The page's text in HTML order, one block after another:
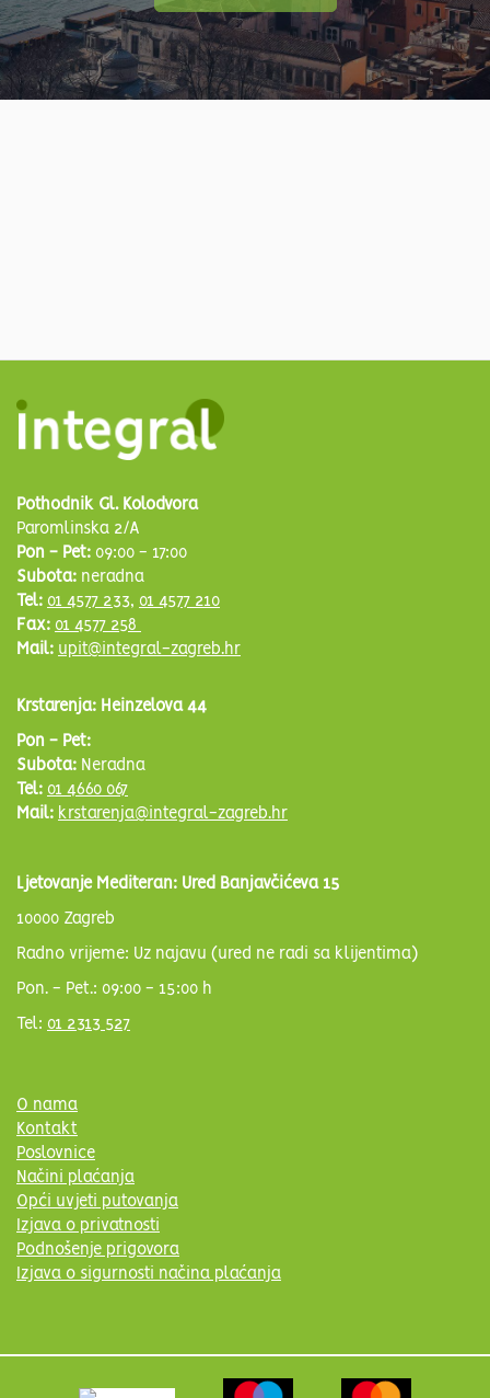
Pothodnik Gl. Kolodvora
Paromlinska 2/A
Pon - Pet: 09:00 - 17:00
Subota: neradna
Tel: 01 4577 233, 01 4577 210
Fax: 01 4577 258
Mail: upit@integral-zagreb.hr
Krstarenja: Heinzelova 44
Pon - Pet:
Subota: Neradna
Tel: 01 4660 067
Mail: krstarenja@integral-zagreb.hr
Ljetovanje Mediteran: Ured Banjavčićeva 15
10000 Zagreb
Radno vrijeme: Uz najavu (ured ne radi sa klijentima)
Pon. - Pet.: 09:00 - 15:00 h
Tel: 01 2313 527
O nama
Kontakt
Poslovnice
Načini plaćanja
Opći uvjeti putovanja
Izjava o privatnosti
Podnošenje prigovora
Izjava o sigurnosti načina plaćanja